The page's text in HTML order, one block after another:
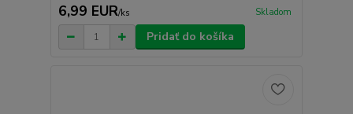
6,99 EUR/ks Skladom
Pridať do košíka